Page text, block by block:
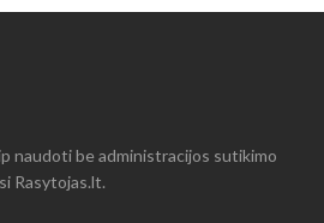
naudoti be administracijos sutikimo
Rasytojas.lt.